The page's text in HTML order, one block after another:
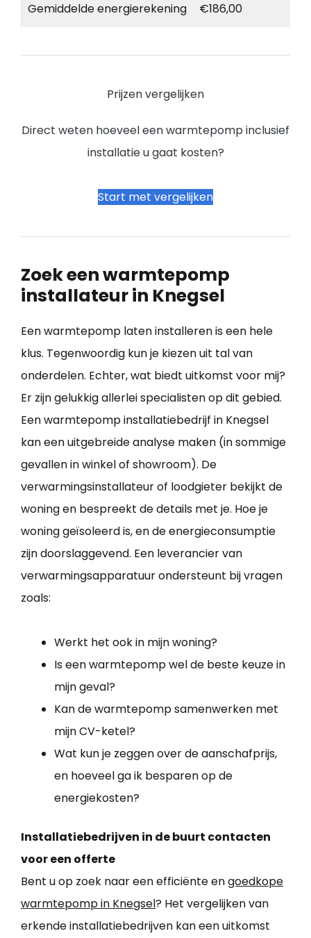
Gemiddelde energierekening €186,00
Prijzen vergelijken
Direct weten hoeveel een warmtepomp inclusief
installatie u gaat kosten?
Start met vergelijken
Zoek een warmtepomp
installateur in Knegsel
Een warmtepomp laten installeren is een hele
klus. Tegenwoordig kun je kiezen uit tal van
onderdelen. Echter, wat biedt uitkomst voor mij?
Er zijn gelukkig allerlei specialisten op dit gebied.
Een warmtepomp installatiebedrijf in Knegsel
kan een uitgebreide analyse maken (in sommige
gevallen in winkel of showroom). De
verwarmingsinstallateur of loodgieter bekijkt de
woning en bespreekt de details met je. Hoe je
woning geïsoleerd is, en de energieconsumptie
zijn doorslaggevend. Een leverancier van
verwarmingsapparatuur ondersteunt bij vragen
zoals:
Werkt het ook in mijn woning?
Is een warmtepomp wel de beste keuze in
mijn geval?
Kan de warmtepomp samenwerken met
mijn CV-ketel?
Wat kun je zeggen over de aanschafprijs,
en hoeveel ga ik besparen op de
energiekosten?
Installatiebedrijven in de buurt contacten
voor een offerte
Bent u op zoek naar een efficiënte engoedkope
warmtepomp in Knegsel? Het vergelijken van
erkende installatiebedrijven kan een uitkomst